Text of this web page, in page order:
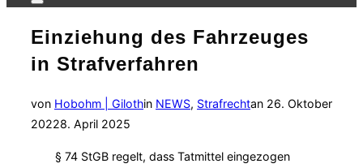
Seitenleiste
Navigation
umschalten
Einziehung des Fahrzeuges
in Strafverfahren
von Hobohm | Gilothin NEWS, Strafrechtan Veröffentlicht
26. Oktober
20228. April 2025
§ 74 StGB regelt, dass Tatmittel eingezogen